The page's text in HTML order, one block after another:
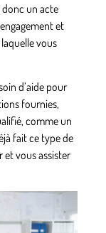
un acte
et
vous
d’aide pour
fournies,
comme un
fait ce type de
et vous assister